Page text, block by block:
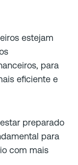
estejam
para
eficiente e
preparado
para
com mais